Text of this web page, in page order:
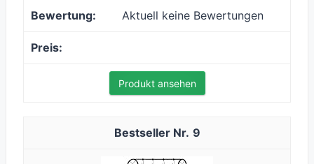
Aktuell keine Bewertungen
Produkt ansehen
9